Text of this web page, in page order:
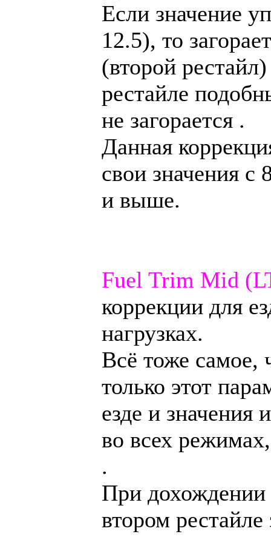
Если значение
12.5), то
(второй
рестайле
не загорается .
Данная
свои значения с
и выше.
Fuel Trim Mid
коррекции для
нагрузках.
Всё тоже самое,
только этот
езде и значения
во всех
.
При дохождении
втором